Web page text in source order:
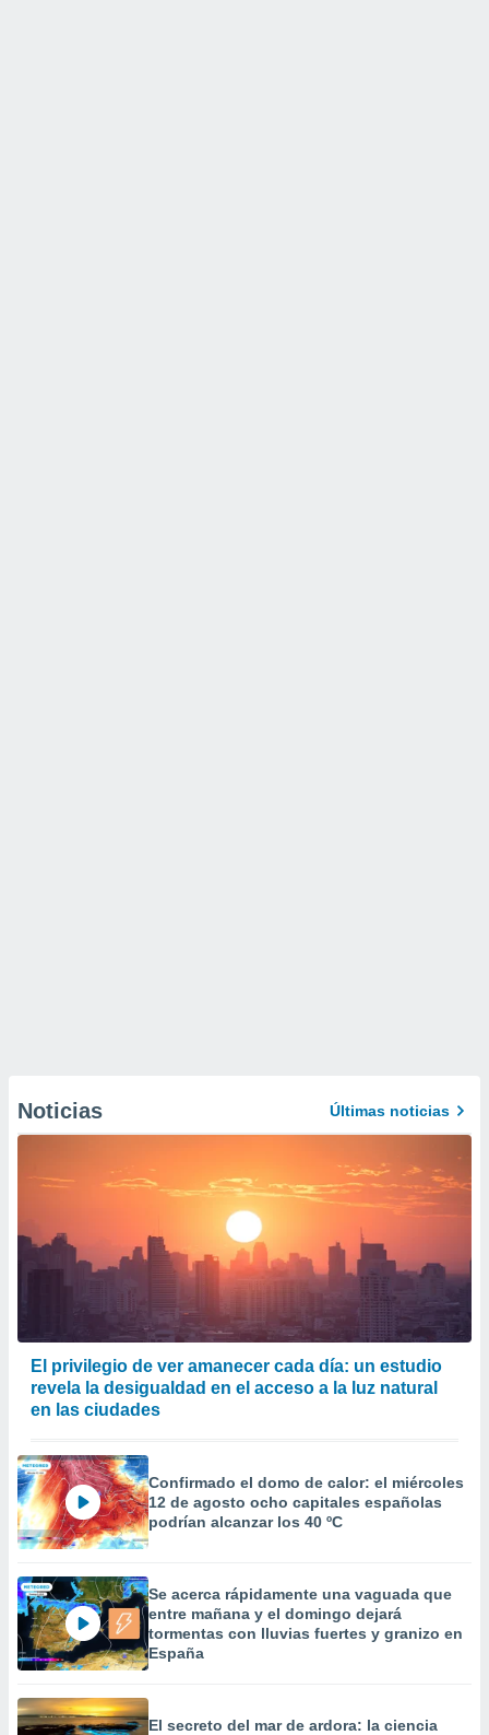
Noticias Últimas noticias
El privilegio de ver amanecer cada día: un estudio
revela la desigualdad en el acceso a la luz natural
en las ciudades
Confirmado el domo de calor: el miércoles
12 de agosto ocho capitales españolas
podrían alcanzar los 40 ºC
Se acerca rápidamente una vaguada que
entre mañana y el domingo dejará
tormentas con lluvias fuertes y granizo en
España
El secreto del mar de ardora: la ciencia